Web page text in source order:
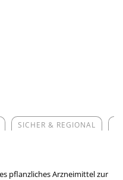
SICHER & REGIONAL
pflanzliches Arzneimittel zur